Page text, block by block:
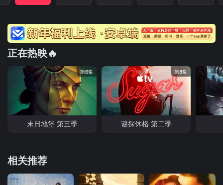
正在热映🔥
第6集
末日地堡 第三季
第8集
谜探休格 第二季
相关推荐